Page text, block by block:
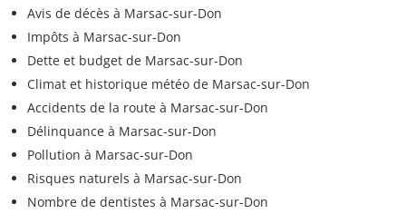
Avis de décès à Marsac-sur-Don
Impôts à Marsac-sur-Don
Dette et budget de Marsac-sur-Don
Climat et historique météo de Marsac-sur-Don
Accidents de la route à Marsac-sur-Don
Délinquance à Marsac-sur-Don
Pollution à Marsac-sur-Don
Risques naturels à Marsac-sur-Don
Nombre de dentistes à Marsac-sur-Don